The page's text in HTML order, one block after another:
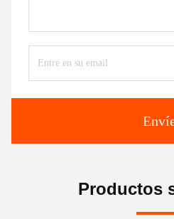
Productos